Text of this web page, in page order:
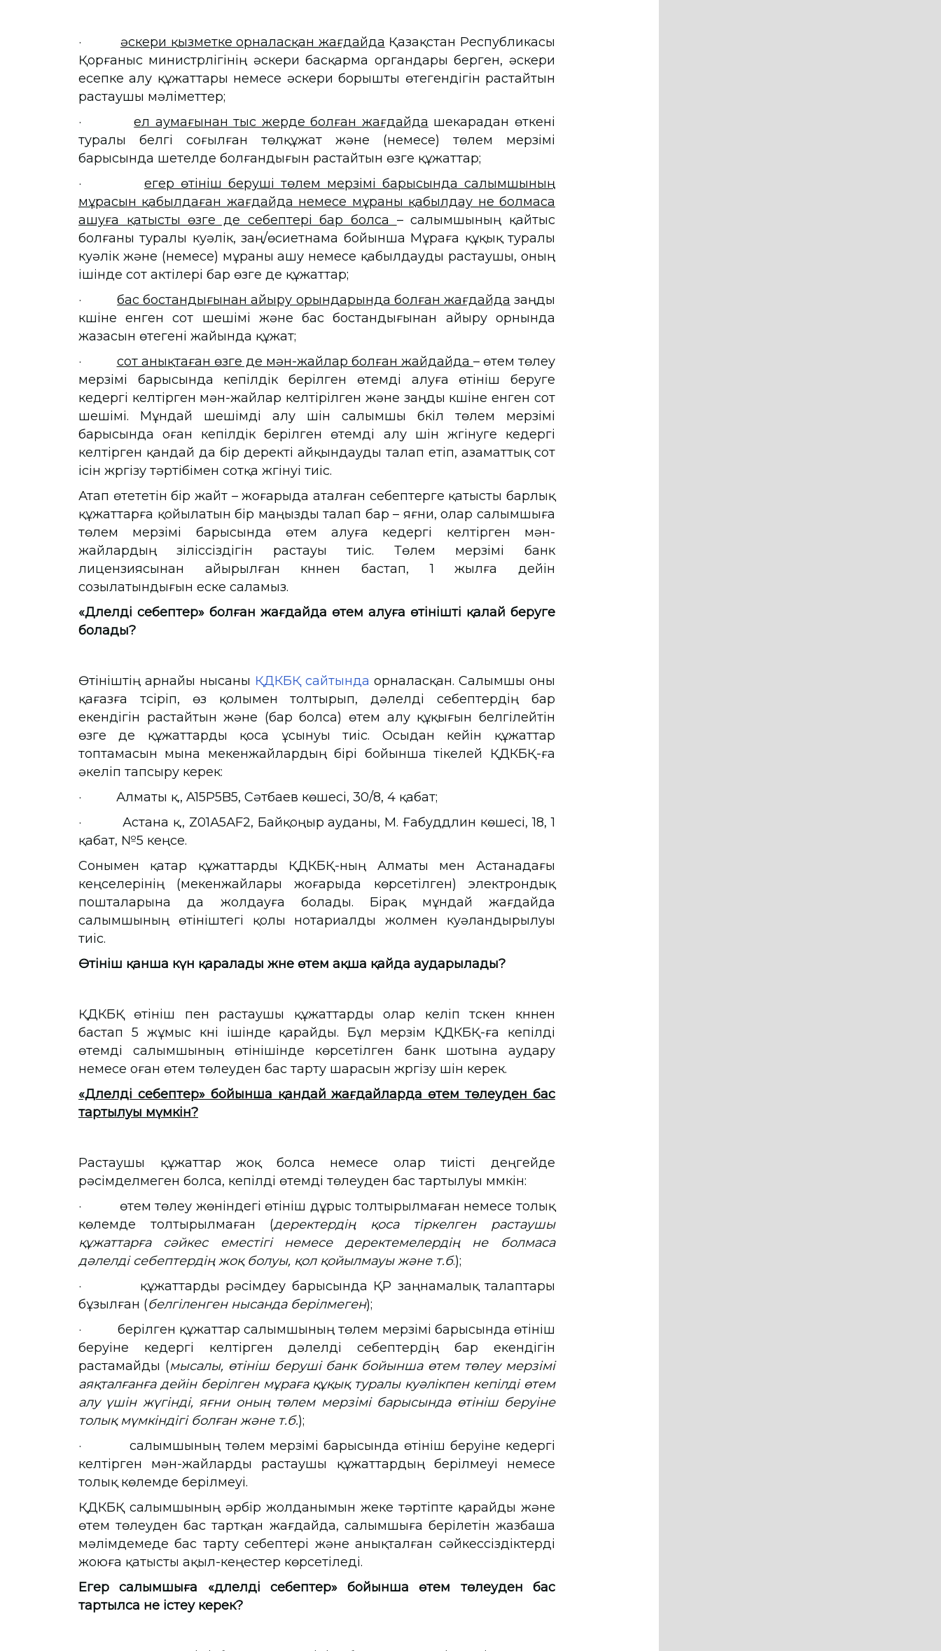
· әскери қызметке орналасқан жағдайда Қазақстан Республикасы
Қорғаныс министрлігінің әскери басқарма органдары берген, әскери
есепке алу құжаттары немесе әскери борышты өтегендігін растайтын
растаушы мәліметтер;
·ел аумағынан тыс жерде болған жағдайда шекарадан өткені
туралы белгі соғылған төлқұжат және (немесе) төлем мерзімі
барысында шетелде болғандығын растайтын өзге құжаттар;
· егер өтініш беруші төлем мерзімі барысында салымшының
мұрасын қабылдаған жағдайда немесе мұраны қабылдау не болмаса
ашуға қатысты өзге де себептері бар болса – салымшының қайтыс
болғаны туралы куәлік, заң/өсиетнама бойынша Мұраға құқық туралы
куәлік және (немесе) мұраны ашу немесе қабылдауды растаушы, оның
ішінде сот актілері бар өзге де құжаттар;
·бас бостандығынан айыру орындарында болған жағдайда заңды
күшіне енген сот шешімі және бас бостандығынан айыру орнында
жазасын өтегені жайында құжат;
· сот анықтаған өзге де мән-жайлар болған жайдайда – өтем төлеу
мерзімі барысында кепілдік берілген өтемді алуға өтініш беруге
кедергі келтірген мән-жайлар келтірілген және заңды күшіне енген сот
шешімі. Мұндай шешімді алу үшін салымшы бүкіл төлем мерзімі
барысында оған кепілдік берілген өтемді алу үшін жүгінуге кедергі
келтірген қандай да бір деректі айқындауды талап етіп, азаматтық сот
ісін жүргізу тәртібімен сотқа жүгінуі тиіс.
Атап өтететін бір жайт – жоғарыда аталған себептерге қатысты барлық
құжаттарға қойылатын бір маңызды талап бар – яғни, олар салымшыға
төлем мерзімі барысында өтем алуға кедергі келтірген мән-
жайлардың үзіліссіздігін растауы тиіс. Төлем мерзімі банк
лицензиясынан айырылған күннен бастап, 1 жылға дейін
созылатындығын еске саламыз.
«Дәлелді себептер» болған жағдайда өтем алуға өтінішті қалай беруге
болады?
Өтініштің арнайы нысаны ҚДКБҚ сайтында орналасқан. Салымшы оны
қағазға түсіріп, өз қолымен толтырып, дәлелді себептердің бар
екендігін растайтын және (бар болса) өтем алу құқығын белгілейтін
өзге де құжаттарды қоса ұсынуы тиіс. Осыдан кейін құжаттар
топтамасын мына мекенжайлардың бірі бойынша тікелей ҚДКБҚ-ға
әкеліп тапсыру керек:
· Алматы қ., A15P5B5, Сәтбаев көшесі, 30/8, 4 қабат;
· Астана қ., Z01А5АF2, Байқоңыр ауданы, М. Ғабуддлин көшесі, 18, 1
қабат, №5 кеңсе.
Сонымен қатар құжаттарды ҚДКБҚ-ның Алматы мен Астанадағы
кеңселерінің (мекенжайлары жоғарыда көрсетілген) электрондық
пошталарына да жолдауға болады. Бірақ мұндай жағдайда
салымшының өтініштегі қолы нотариалды жолмен куәландырылуы
тиіс.
Өтініш қанша күн қаралады және өтем ақша қайда аударылады?
ҚДКБҚ өтініш пен растаушы құжаттарды олар келіп түскен күннен
бастап 5 жұмыс күні ішінде қарайды. Бұл мерзім ҚДКБҚ-ға кепілді
өтемді салымшының өтінішінде көрсетілген банк шотына аудару
немесе оған өтем төлеуден бас тарту шарасын жүргізу үшін керек.
«Дәлелді себептер» бойынша қандай жағдайларда өтем төлеуден бас
тартылуы мүмкін?
Растаушы құжаттар жоқ болса немесе олар тиісті деңгейде
рәсімделмеген болса, кепілді өтемді төлеуден бас тартылуы мүмкін:
· өтем төлеу жөніндегі өтініш дұрыс толтырылмаған немесе толық
көлемде толтырылмаған (деректердің қоса тіркелген растаушы
құжаттарға сәйкес еместігі немесе деректемелердің не болмаса
дәлелді себептердің жоқ болуы, қол қойылмауы және т.б.);
· құжаттарды рәсімдеу барысында ҚР заңнамалық талаптары
бұзылған (белгіленген нысанда берілмеген);
· берілген құжаттар салымшының төлем мерзімі барысында өтініш
беруіне кедергі келтірген дәлелді себептердің бар екендігін
растамайды (мысалы, өтініш беруші банк бойынша өтем төлеу мерзімі
аяқталғанға дейін берілген мұраға құқық туралы куәлікпен кепілді өтем
алу үшін жүгінді, яғни оның төлем мерзімі барысында өтініш беруіне
толық мүмкіндігі болған және т.б.);
· салымшының төлем мерзімі барысында өтініш беруіне кедергі
келтірген мән-жайларды растаушы құжаттардың берілмеуі немесе
толық көлемде берілмеуі.
ҚДКБҚ салымшының әрбір жолданымын жеке тәртіпте қарайды және
өтем төлеуден бас тартқан жағдайда, салымшыға берілетін жазбаша
мәлімдемеде бас тарту себептері және анықталған сәйкессіздіктерді
жоюға қатысты ақыл-кеңестер көрсетіледі.
Егер салымшыға «дәлелді себептер» бойынша өтем төлеуден бас
тартылса не істеу керек?